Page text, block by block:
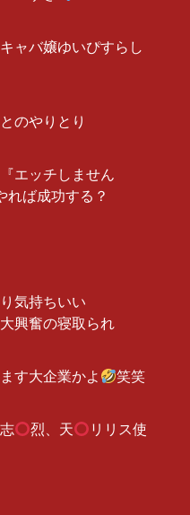
ャバ嬢ゆいぴすらし
のやりとり
エッチしません
れば成功する？
気持ちいい
興奮の寝取られ
す大企業かよ 笑笑
烈、天
リリス使